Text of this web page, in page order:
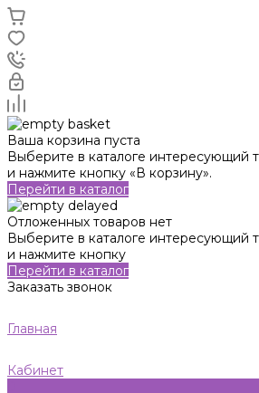
Ваша корзина пуста
Выберите в каталоге интересующий
и нажмите кнопку «В корзину».
Перейти в каталог
Отложенных товаров нет
Выберите в каталоге интересующий
и нажмите кнопку
Перейти в каталог
Заказать звонок
Главная
Кабинет